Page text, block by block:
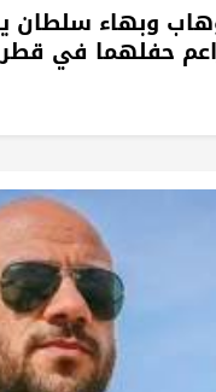
وبهاء سلطان
حفلهما في قطر